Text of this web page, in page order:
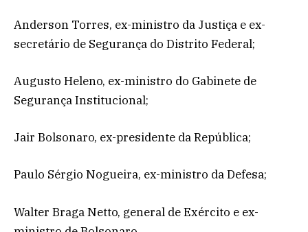
Anderson Torres, ex-ministro da Justiça e ex-
secretário de Segurança do Distrito Federal;
Augusto Heleno, ex-ministro do Gabinete de
Segurança Institucional;
Jair Bolsonaro, ex-presidente da República;
Paulo Sérgio Nogueira, ex-ministro da Defesa;
Walter Braga Netto, general de Exército e ex-